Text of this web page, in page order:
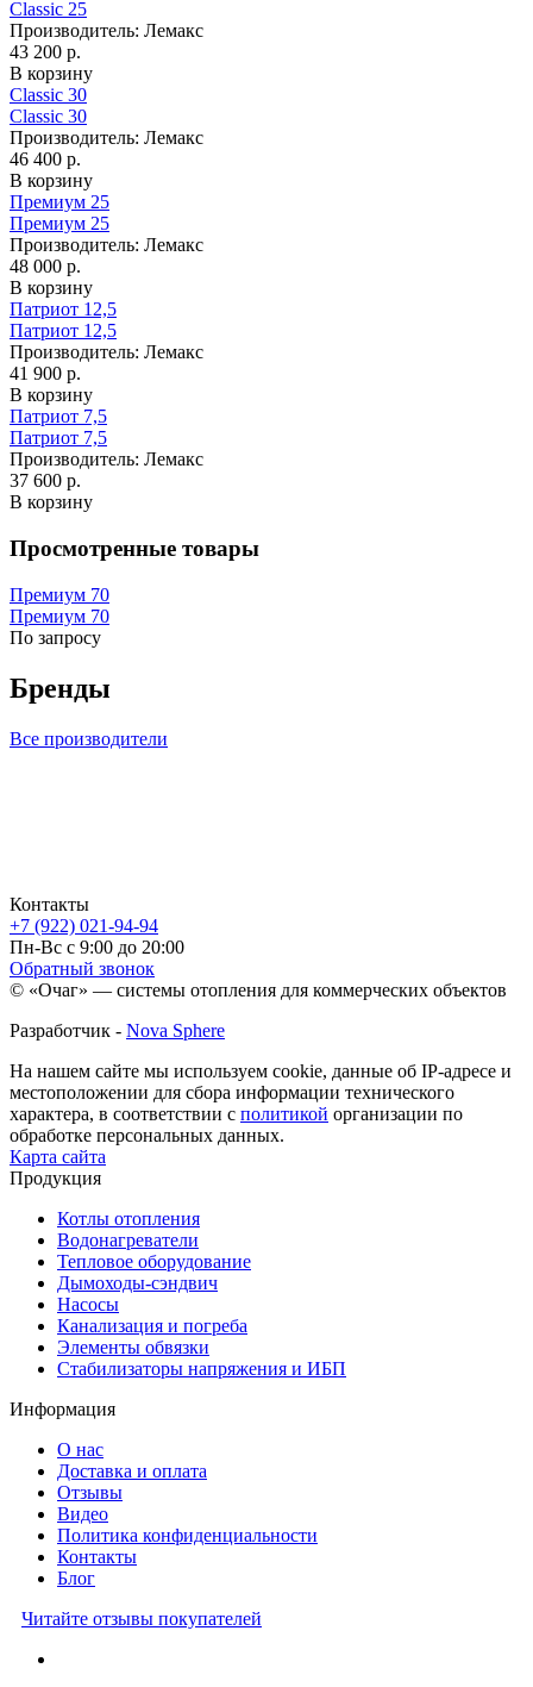
Classic 25
Производитель: Лемакс
43 200 р.
В корзину
Classic 30
Classic 30
Производитель: Лемакс
46 400 р.
В корзину
Премиум 25
Премиум 25
Производитель: Лемакс
48 000 р.
В корзину
Патриот 12,5
Патриот 12,5
Производитель: Лемакс
41 900 р.
В корзину
Патриот 7,5
Патриот 7,5
Производитель: Лемакс
37 600 р.
В корзину
Просмотренные товары
Премиум 70
Премиум 70
По запросу
Бренды
Все производители
Контакты
+7 (922) 021-94-94
Пн-Вс с 9:00 до 20:00
Обратный звонок
© «Очаг» — системы отопления для коммерческих объектов
Разработчик - Nova Sphere
На нашем сайте мы используем cookie, данные об IP-адресе и
местоположении для сбора информации технического
характера, в соответствии с политикой организации по
обработке персональных данных.
Карта сайта
Продукция
Котлы отопления
Водонагреватели
Тепловое оборудование
Дымоходы-сэндвич
Насосы
Канализация и погреба
Элементы обвязки
Стабилизаторы напряжения и ИБП
Информация
О нас
Доставка и оплата
Отзывы
Видео
Политика конфиденциальности
Контакты
Блог
Читайте отзывы покупателей